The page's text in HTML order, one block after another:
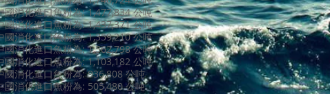
國消化進口魚粉為: 1,477,834 公吨
國消化進口魚粉為: 1,437,371 公吨
國消化進口魚粉為: 1,359,210 公吨
國消化進口魚粉為: 1,562,798 公吨
國消化進口魚粉為: 1,103,182 公吨
國消化進口魚粉為: 936,808 公吨
國消化進口魚粉為: 505,480 公吨